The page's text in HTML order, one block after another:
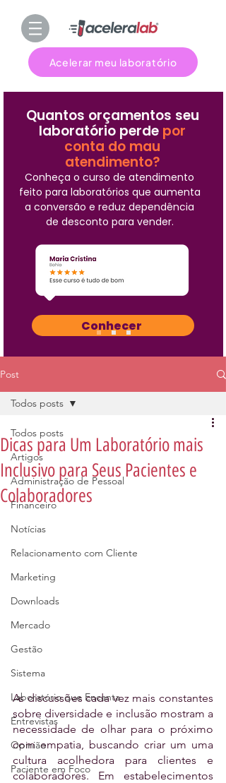
Acelerar meu laboratório
Quantos orçamentos seu
laboratório perde por
conta do mau
atendimento?
Conheça o curso de atendimento
feito para laboratórios que aumenta
a conversão e reduz dependência
de desconto para vender.
Conhecer
Post
Todos posts
Artigos
Administração de Pessoal
Financeiro
Notícias
Relacionamento com Cliente
Marketing
Downloads
Mercado
Gestão
Sistema
Laboratório que Encanta
Entrevistas
Opinião
Paciente em Foco
Todos posts
Dicas para Um Laboratório mais
Inclusivo para Seus Pacientes e
Colaboradores
As discussões cada vez mais constantes
sobre diversidade e inclusão mostram a
necessidade de olhar para o próximo
com empatia, buscando criar um uma
cultura acolhedora para clientes e
colaboradores. Em estabelecimentos